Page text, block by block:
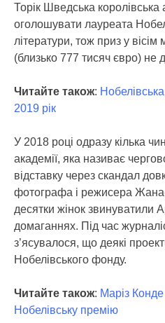
Торік Шведська
оголошувати лауреата
літератури, тож приз у
(близько 777 тисяч євро) не
Читайте також:
2019 рік
У 2018 році одразу кілька
академії, яка називає
відставку через скандал
фотографа і режисера
десятки жінок звинуватили
домаганнях. Під час
з’ясувалося, що деякі
Нобелівського фонду.
Читайте також: Маріз
Нобелівську премію